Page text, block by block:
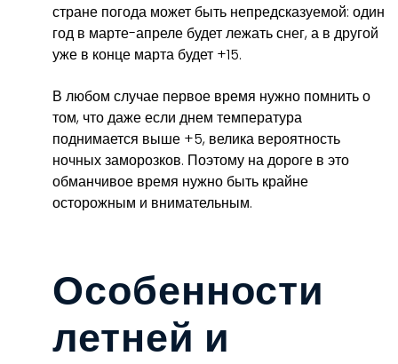
стране погода может быть непредсказуемой: один
год в марте-апреле будет лежать снег, а в другой
уже в конце марта будет +15.
В любом случае первое время нужно помнить о
том, что даже если днем температура
поднимается выше +5, велика вероятность
ночных заморозков. Поэтому на дороге в это
обманчивое время нужно быть крайне
осторожным и внимательным.
Особенности
летней и